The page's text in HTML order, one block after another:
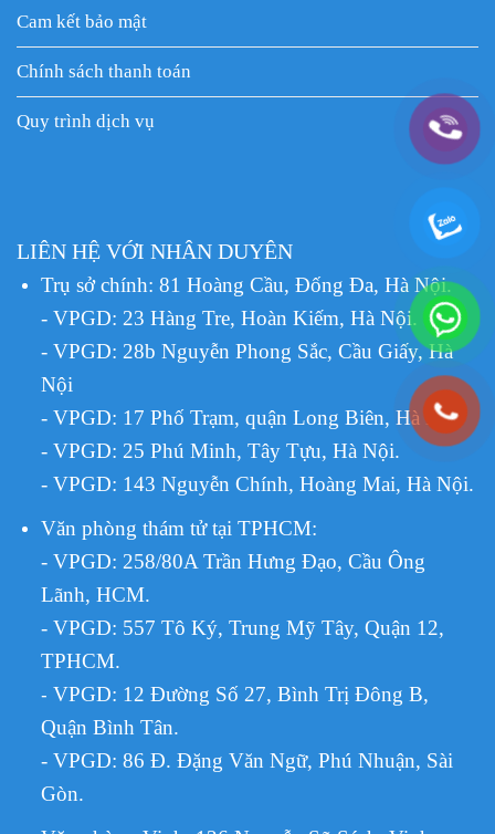
Cam kết bảo mật
Chính sách thanh toán
Quy trình dịch vụ
LIÊN HỆ VỚI NHÂN DUYÊN
Trụ sở chính: 81 Hoàng Cầu, Đống Đa, Hà Nội.
- VPGD: 23 Hàng Tre, Hoàn Kiếm, Hà Nội.
- VPGD: 28b Nguyễn Phong Sắc, Cầu Giấy, Hà
Nội
- VPGD: 17 Phố Trạm, quận Long Biên, Hà Nội.
- VPGD: 25 Phú Minh, Tây Tựu, Hà Nội.
- VPGD: 143 Nguyễn Chính, Hoàng Mai, Hà Nội.
Văn phòng thám tử tại TPHCM:
- VPGD: 258/80A Trần Hưng Đạo, Cầu Ông
Lãnh, HCM.
- VPGD: 557 Tô Ký, Trung Mỹ Tây, Quận 12,
TPHCM.
- VPGD: 12 Đường Số 27, Bình Trị Đông B,
Quận Bình Tân.
- VPGD: 86 Đ. Đặng Văn Ngữ, Phú Nhuận, Sài
Gòn.